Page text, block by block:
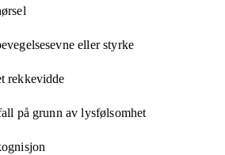
eller styrke
rekkevidde
på grunn av lysfølsomhet